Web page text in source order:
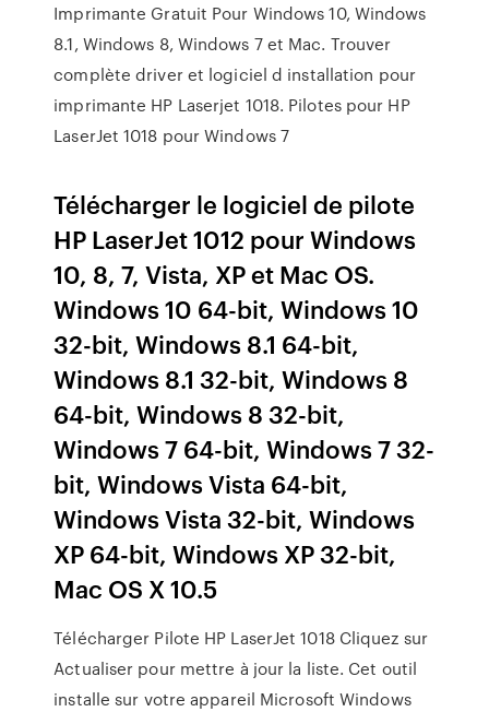
Imprimante Gratuit Pour Windows 10, Windows
8.1, Windows 8, Windows 7 et Mac. Trouver
complète driver et logiciel d installation pour
imprimante HP Laserjet 1018. Pilotes pour HP
LaserJet 1018 pour Windows 7
Télécharger le logiciel de pilote
HP LaserJet 1012 pour Windows
10, 8, 7, Vista, XP et Mac OS.
Windows 10 64-bit, Windows 10
32-bit, Windows 8.1 64-bit,
Windows 8.1 32-bit, Windows 8
64-bit, Windows 8 32-bit,
Windows 7 64-bit, Windows 7 32-
bit, Windows Vista 64-bit,
Windows Vista 32-bit, Windows
XP 64-bit, Windows XP 32-bit,
Mac OS X 10.5
Télécharger Pilote HP LaserJet 1018 Cliquez sur
Actualiser pour mettre à jour la liste. Cet outil
installe sur votre appareil Microsoft Windows